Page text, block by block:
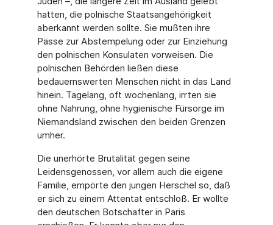
hatten, die polnische Staatsangehörigkeit
aberkannt werden sollte. Sie mußten ihre
Pässe zur Abstempelung oder zur Einziehung
den polnischen Konsulaten vorweisen. Die
polnischen Behörden ließen diese
bedauernswerten Menschen nicht in das Land
hinein. Tagelang, oft wochenlang, irrten sie
ohne Nahrung, ohne hygienische Fürsorge im
Niemandsland zwischen den beiden Grenzen
umher.
Die unerhörte Brutalität gegen seine
Leidensgenossen, vor allem auch die eigene
Familie, empörte den jungen Herschel so, daß
er sich zu einem Attentat entschloß. Er wollte
den deutschen Botschafter in Paris